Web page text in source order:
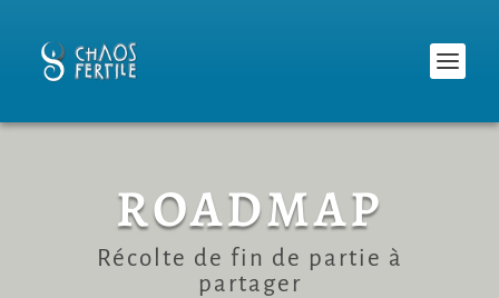
ROADMAP
Récolte de fin de partie à
partager